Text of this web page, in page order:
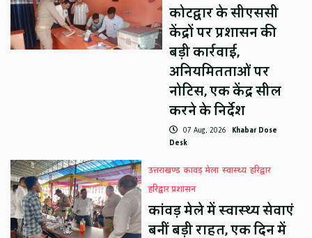
कोटद्वार के सीएससी
केंद्रों पर प्रशासन की
बड़ी कार्रवाई,
अनियमितताओं पर
नोटिस, एक केंद्र सील
करने के निर्देश
07 Aug, 2026 Khabar Dose
Desk
उत्तराखण्ड कावड़ मेला स्वास्थ्य हरिद्वार
हरिद्वार प्रशासन
कांवड़ मेले में स्वास्थ्य सेवाएं
बनीं बड़ी राहत, एक दिन में